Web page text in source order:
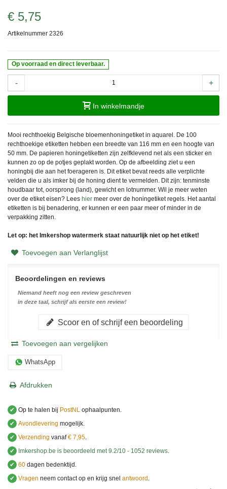
€ 5,75
Artikelnummer 2326
Op voorraad en direct leverbaar.
- +
In winkelmandje
Mooi rechthoekig Belgische bloemenhoningetiket in aquarel. De 100
rechthoekige etiketten hebben een breedte van 116 mm en een hoogte van
50 mm. De papieren honingetiketten zijn zelfklevend net als een sticker en
kunnen zo op de potjes geplakt worden. Op de afbeelding ziet u een
honingbij die aan het foerageren is. Dit etiket bevat reeds alle verplichte
velden die u als imker bij de honing dient te vermelden. Dit zijn: tenminste
houdbaar tot, oorsprong (land), gewicht en lotnummer. Wil je meer weten
over de etiket eisen? Lees hier meer over de honingetiket regels. Het aantal
etiketten is bij benadering, er kunnen er een paar meer of minder in de
verpakking zitten.
Let op: het Imkershop watermerk staat natuurlijk niet op het etiket!
Toevoegen aan Verlanglijst
Beoordelingen en reviews
Niemand heeft nog een review geschreven
in deze taal, schrijf als eerste een review!
Scoor en of schrijf een beoordeling
Toevoegen aan vergelijken
WhatsApp
Afdrukken
✔ Op te halen bij PostNL ophaalpunten.
✔ Avondlevering mogelijk.
✔ Verzending vanaf€ 7,95
✔
Imkershop.be is beoordeeld met 9.2/10 - 1052 reviews
✔ 60 dagen bedenktijd.
✔ Vragen neem contact op en krijg snel antwoord